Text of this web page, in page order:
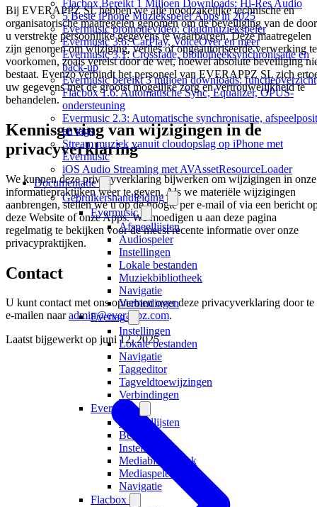
Flacbox Bereikt 1 Miljoen Downloads: Hi-Res Audio
5 Beste iPhone Muziekspeler Apps in 2025
Evermusic promotievideo: cloudmuziekspeler
Evermusic 3.6: CarPlay, VoiceOver en meer
Evermusic 3.1: Crossfade, bibliotheeksynchronisatie en
back-up
Evermusic bereikt 3 miljoen downloads: functieoverzicht
Flacbox 1.6: Automatische Sync, Equalizer, OPUS-
ondersteuning
Evermusic 2.3: Automatische synchronisatie,
en tags
Stream muziek vanuit cloudopslag op iPhone met
Evermusic
iOS Audio Streaming met AVAssetResourceLoader
Documentatie
Gebruikershandleiding
Evermusic
Afspeellijsten
Audiospeler
Instellingen
Lokale bestanden
Muziekbibliotheek
Navigatie
Verbindingen
Evertag
Instellingen
Lokale bestanden
Navigatie
Taggeditor
Tagveldtoewijzingen
Verbindingen
Evervideo
Afspeellijsten
Bestanden
Instellingen
Mediabibliotheek
Mediaspeler
Navigatie
Flacbox
Bij EVERAPPZ SL hebben we alle noodzakelijke technische en
organisatorische maatregelen genomen om de beveiliging van de door
u verstrekte persoonlijke gegevens te waarborgen. Deze maatregelen
zijn genomen om wijziging, verlies of ongeautoriseerde verwerking te
voorkomen, zoals vereist door de wet, hoewel absolute beveiliging
bestaat. Evenzo verbindt het personeel van EVERAPPZ SL zich
uw gegevens met de grootst mogelijke zorg en vertrouwelijkheid te
behandelen.
Kennisgeving van wijzigingen in de
privacyverklaring
We kunnen deze privacyverklaring bijwerken om wijzigingen in onze
informatiepraktijken weer te geven. Als we materiële wijzigingen
aanbrengen, stellen we u op de hoogte per e-mail of via een bericht
deze Website of onze Apps. We moedigen u aan deze pagina
regelmatig te bekijken voor de meest recente informatie over onze
privacypraktijken.
Contact
U kunt contact met ons opnemen over deze privacyverklaring door te
e-mailen naaradmin@everappz.com.
Laatst bijgewerkt op juni 12, 2025